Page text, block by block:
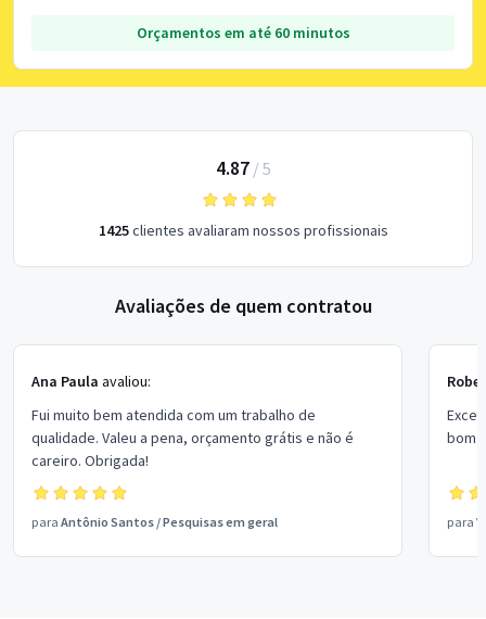
Orçamentos em até 60 minutos
4.87/ 5
1425clientes avaliaram nossos profissionais
Avaliações de quem contratou
Ana Paula avaliou:
Fui muito bem atendida com um trabalho de
qualidade. Valeu a pena, orçamento grátis e não é
careiro. Obrigada!
para Antônio Santos /Pesquisas em geral
bom
para